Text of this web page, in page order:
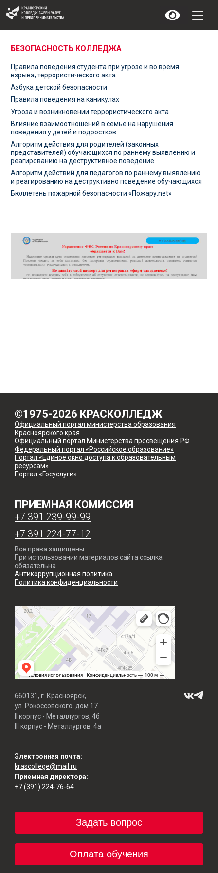
БЕЗОПАСНОСТЬ КОЛЛЕДЖА
Правила поведения студента при угрозе и во время
взрыва, террористического акта
Азбука детской безопасности
Правила поведения на каникулах
Угроза и возникновении террористического акта
Влияние взаимоотношений в семье на нарушения
поведения у детей и подростков
Алгоритм действия для родителей (законных
представителей) обучающихся по раннему выявлению и
реагированию на деструктивное поведение
Алгоритм действий для педагогов по раннему выявлению
и реагированию на деструктивно поведение обучающихся
Бюллетень пожарной безопасности «Пожару.net»
©1975-2026 КРАСКОЛЛЕДЖ
Официальный портал министерства образования
Красноярского края
Официальный портал Министерства просвещения РФ
Федеральный портал «Российское образование»
Портал «Единое окно доступа к образовательным
ресурсам»
Портал «Госуслуги»
ПРИЕМНАЯ КОМИССИЯ
+7 391 239-99-99
+7 391 224-77-12
Все права защищены
При использовании материалов сайта ссылка
обязательна
Антикоррупционная политика
Политика конфиденциальности
660131, г. Красноярск,
ул. Рокоссовского, дом 17
II корпус - Металлургов, 4б
III корпус - Металлургов, 4а
Электронная почта:
krascollege@mail.ru
Приемная директора:
+7 (391) 224-76-64
Задать вопрос
Оплата обучения